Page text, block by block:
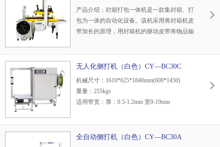
15（±1）mm选一种
6.捆扎形式：平行捆扎；方式有点动、连打、
球开关、脚踏开关等
BL101A+CY—FJ—DF
产品介绍：封箱打包一体机是一款集封箱、打
包为一体的自动化设备。该机采用将封箱机皮
带加长的原理，用封箱机的驱动皮带将物品输
制。既解决了客户封箱打包整体作业的需求，
同时大大为客户节省了生产成本，是一款经济
济快速，容易调整，可一次完成上下封箱动
作，即可单机作业，也可以与流水线配套使
用，广泛应用在家用电器、纺织、食品、百
无人化侧打机（白色）CY—BC30C
机械尺寸：1610*625*1840mm(600*1450)
重量：255kgs
适用带宽：厚：0.5-1.2mm 宽9-19mm
弓架尺寸：800*1250mm（可按客户要求订
做）
全自动侧打机（白色）CY—BC30A